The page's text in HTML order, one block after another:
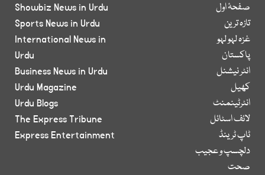
صفحۂ اول
تازہ ترین
غزہ لہو لہو
پاکستان
انٹر نیشنل
کھیل
انٹرٹینمنٹ
لائف اسٹائل
ٹاپ ٹرینڈ
دلچسپ و عجیب
صحت
Showbiz News in Urdu
Sports News in Urdu
International News in
Urdu
Business News in Urdu
Urdu Magazine
Urdu Blogs
The Express Tribune
Express Entertainment